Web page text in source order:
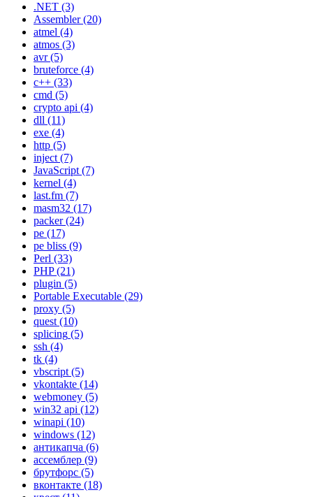
.NET (3)
Assembler(20)
atmel (4)
atmos (3)
avr(5)
bruteforce (4)
c++ (33)
cmd (5)
crypto api (4)
dll (11)
exe (4)
http (5)
inject (7)
JavaScript (7)
kernel (4)
last.fm (7)
masm32 (17)
packer(24)
pe (17)
pe bliss (9)
Perl (33)
PHP(21)
plugin (5)
Portable Executable (29)
proxy (5)
quest (10)
splicing (5)
ssh (4)
tk (4)
vbscript (5)
vkontakte (14)
webmoney (5)
win32 api (12)
winapi (10)
windows (12)
антикапча (6)
ассемблер (9)
брутфорс (5)
вконтакте (18)